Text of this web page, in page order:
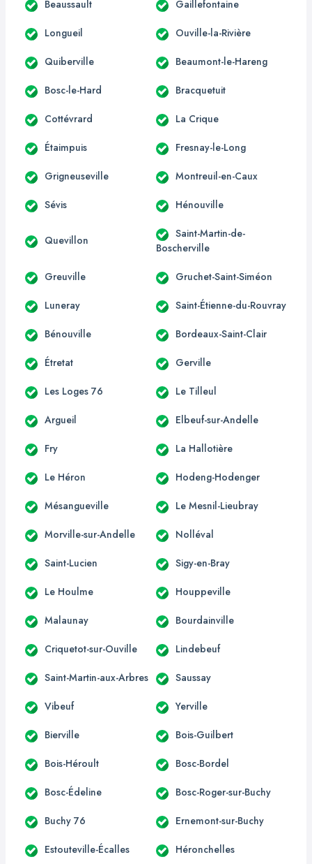
Beaussault Gaillefontaine
Longueil Ouville-la-Rivière
Quiberville Beaumont-le-Hareng
Bosc-le-Hard Bracquetuit
Cottévrard La Crique
Étaimpuis Fresnay-le-Long
Grigneuseville Montreuil-en-Caux
Sévis Hénouville
Quevillon
Saint-Martin-de-
Boscherville
Greuville Gruchet-Saint-Siméon
Luneray Saint-Étienne-du-Rouvray
Bénouville Bordeaux-Saint-Clair
Étretat Gerville
Les Loges 76 Le Tilleul
Argueil Elbeuf-sur-Andelle
Fry La Hallotière
Le Héron Hodeng-Hodenger
Mésangueville Le Mesnil-Lieubray
Morville-sur-Andelle Nolléval
Saint-Lucien Sigy-en-Bray
Le Houlme Houppeville
Malaunay Bourdainville
Criquetot-sur-Ouville Lindebeuf
Saint-Martin-aux-Arbres Saussay
Vibeuf Yerville
Bierville Bois-Guilbert
Bois-Héroult Bosc-Bordel
Bosc-Édeline Bosc-Roger-sur-Buchy
Buchy 76 Ernemont-sur-Buchy
Estouteville-Écalles Héronchelles